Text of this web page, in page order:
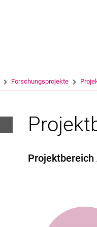
Forschungsprojekte